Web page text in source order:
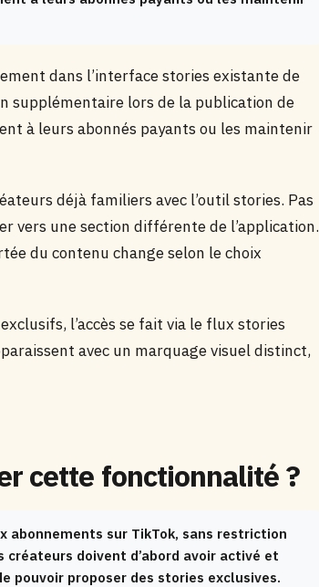
dans l’interface stories existante de
supplémentaire lors de la publication de
à leurs abonnés payants ou les maintenir
déjà familiers avec l’outil stories. Pas
vers une section différente de l’application.
du contenu change selon le choix
l’accès se fait via le flux stories
avec un marquage visuel distinct,
cette fonctionnalité ?
abonnements sur TikTok, sans restriction
doivent d’abord avoir activé et
pouvoir proposer des stories exclusives.